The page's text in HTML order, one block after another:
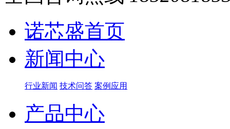
诺芯盛首页
新闻中心
行业新闻 技术问答 案例应用
产品中心